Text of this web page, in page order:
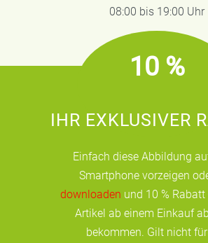
08:00 bis 19:00 Uhr
10 %
IHR EXKLUSIVER
Einfach diese Abbildung
Smartphone vorzeigen
downloaden und 10 %
Artikel ab einem Einkauf
bekommen. Gilt nicht